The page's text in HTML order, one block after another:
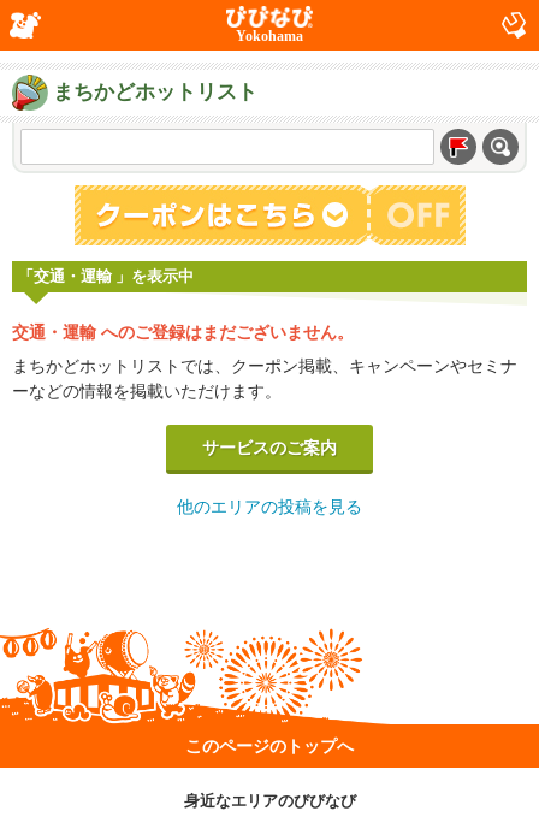
Yokohama
まちかどホットリスト
「交通・運輸 」を表示中
交通・運輸 へのご登録はまだございません。
まちかどホットリストでは、クーポン掲載、キャンペーンやセミナ
ーなどの情報を掲載いただけます。
サービスのご案内
他のエリアの投稿を見る
このページのトップへ
身近なエリアのびびなび